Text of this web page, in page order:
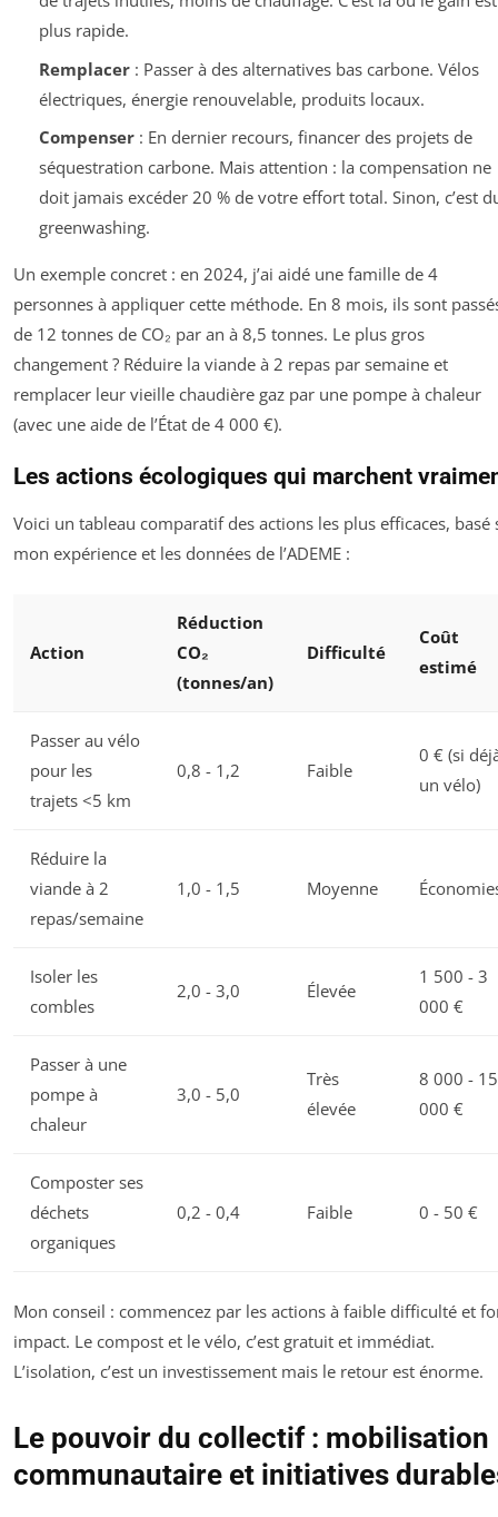
plus rapide.
Remplacer: Passer à des alternatives bas carbone. Vélos
électriques, énergie renouvelable, produits locaux.
Compenser: En dernier recours, financer des projets de
séquestration carbone. Mais attention : la compensation ne
doit jamais excéder 20 % de votre effort total. Sinon, c’est
greenwashing.
Un exemple concret : en 2024, j’ai aidé une famille de 4
personnes à appliquer cette méthode. En 8 mois, ils sont
de 12 tonnes de CO₂ par an à 8,5 tonnes. Le plus gros
changement ? Réduire la viande à 2 repas par semaine et
remplacer leur vieille chaudière gaz par une pompe à chaleur
(avec une aide de l’État de 4 000 €).
Les actions écologiques qui marchent
Voici un tableau comparatif des actions les plus efficaces, basé
mon expérience et les données de l’ADEME :
Action
Réduction
CO₂
(tonnes/an)
Difficulté
Coût
estimé
Passer au vélo
pour les
trajets <5 km
0,8 - 1,2 Faible
0 € (si
un vélo)
Réduire la
viande à 2
repas/semaine
1,0 - 1,5 Moyenne
Isoler les
combles
2,0 - 3,0 Élevée
1 500 - 3
000 €
Passer à une
pompe à
chaleur
3,0 - 5,0
Très
élevée
8 000 - 15
000 €
Composter ses
déchets
organiques
0,2 - 0,4 Faible 0 - 50 €
Mon conseil : commencez par les actions à faible difficulté et
impact. Le compost et le vélo, c’est gratuit et immédiat.
L’isolation, c’est un investissement mais le retour est énorme.
Le pouvoir du collectif : mobilisation
communautaire et initiatives